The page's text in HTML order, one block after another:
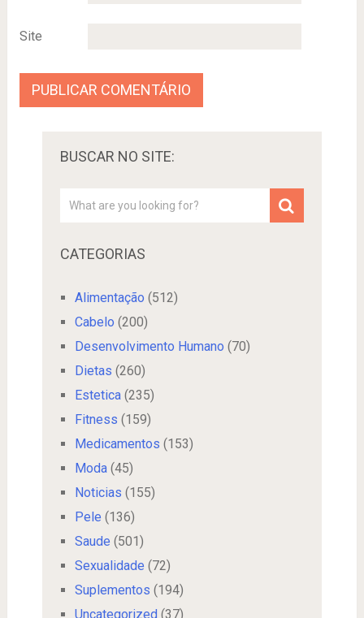
Site
BUSCAR NO SITE:
CATEGORIAS
Alimentação (512)
Cabelo (200)
Desenvolvimento Humano (70)
Dietas (260)
Estetica(235)
Fitness (159)
Medicamentos (153)
Moda(45)
Noticias (155)
Pele (136)
Saude (501)
Sexualidade (72)
Suplementos (194)
Uncategorized (37)